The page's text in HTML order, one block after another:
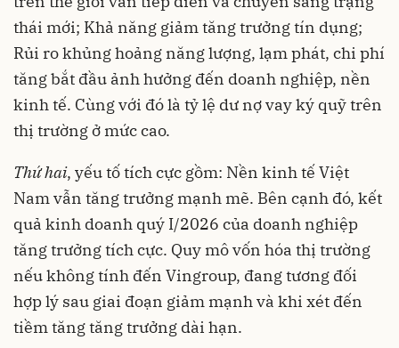
thái mới; Khả năng giảm tăng trưởng tín dụng;
Rủi ro khủng hoảng năng lượng, lạm phát, chi phí
tăng bắt đầu ảnh hưởng đến doanh nghiệp, nền
kinh tế. Cùng với đó là tỷ lệ dư nợ vay ký quỹ trên
thị trường ở mức cao.
Thứ hai, yếu tố tích cực gồm: Nền kinh tế Việt
Nam vẫn tăng trưởng mạnh mẽ. Bên cạnh đó, kết
quả kinh doanh quý I/2026 của doanh nghiệp
tăng trưởng tích cực. Quy mô vốn hóa thị trường
nếu không tính đến Vingroup, đang tương đối
hợp lý sau giai đoạn giảm mạnh và khi xét đến
tiềm tăng tăng trưởng dài hạn.